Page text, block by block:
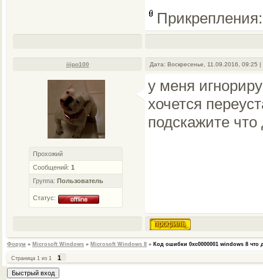
iiipo100 Дата: Воскресенье, 11.09.2016,
Прохожий
Сообщений: 1
Группа: Пользователь
Статус:
у меня
хочется
подскажите что
Форум » Microsoft Windows » Microsoft Windows 8 » Код ошибки 0xc0000001 windows 8 что
Страница 1 из 1 1